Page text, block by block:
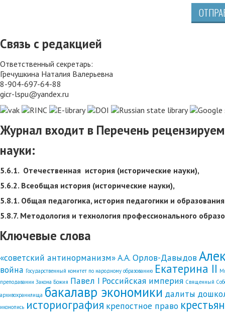
Связь с редакцией
Ответственный секретарь:
Гречушкина Наталия Валерьевна
8-904-697-64-88
gicr-lspu@yandex.ru
Журнал входит в Перечень
науки:
5.6.1. Отечественная история (исторические науки),
5.6.2. Всеобщая история (исторические науки),
5.8.1. Общая педагогика, история педагогики и
5.8.7. Методология и технология профессионального
Ключевые слова
«советский антинорманизм»А.А. Орлов-Давыдов
война Государственный комитет по народному образованию Екатерина II
преподавании Закона Божия Павел I Российская империя Священный
архивохранилища бакалавр экономики далиты
иконопись историография крепостное право